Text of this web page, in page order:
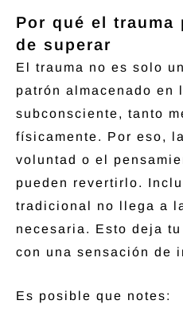
Por qué el trauma
de superar
El trauma no es solo
patrón almacenado en
subconsciente, tanto
físicamente. Por eso,
voluntad o el
pueden revertirlo.
tradicional no llega a
necesaria. Esto deja
con una sensación de
Es posible que notes: